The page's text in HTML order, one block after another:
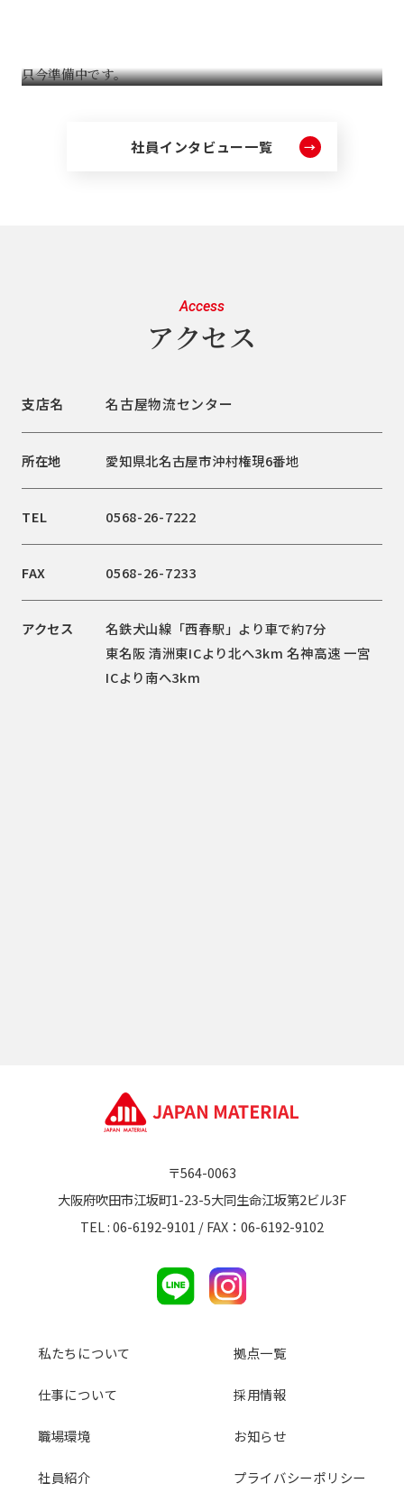
只今準備中です。
社員インタビュー一覧 →
Access
アクセス
支店名 名古屋物流センター
所在地 愛知県北名古屋市沖村権現6番地
TEL 0568-26-7222
FAX 0568-26-7233
アクセス
名鉄犬山線「西春駅」より車で約7分
東名阪 清洲東ICより北へ3km 名神高速 一宮
ICより南へ3km
〒564-0063
大阪府吹田市江坂町1-23-5大同生命江坂第2ビル3F
TEL : 06-6192-9101 / FAX：06-6192-9102
私たちについて
仕事について
職場環境
社員紹介
拠点一覧
採用情報
お知らせ
プライバシーポリシー